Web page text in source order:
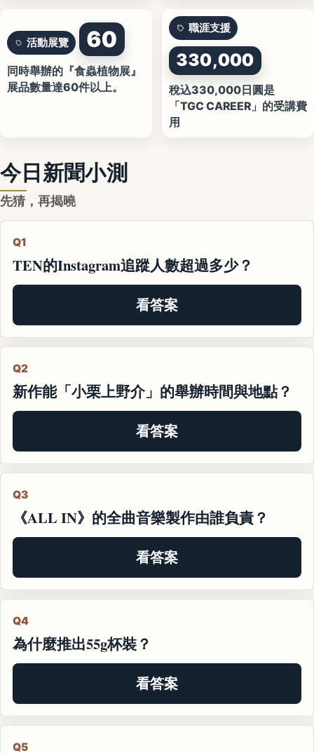
活動展覽 60
同時舉辦的『食蟲植物展』
展品數量達60件以上。
職涯支援
330,000
稅込330,000日圓是
「TGC CAREER」的受講費
用
今日新聞小測
先猜，再揭曉
Q1
TEN的Instagram追蹤人數超過多少？
看答案
Q2
新作能「小栗上野介」的舉辦時間與地點？
看答案
Q3
《ALL IN》的全曲音樂製作由誰負責？
看答案
Q4
為什麼推出55g杯裝？
看答案
Q5